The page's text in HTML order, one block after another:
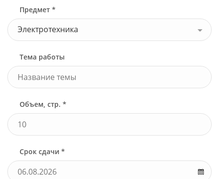
Предмет *
Электротехника
Тема работы
Объем, стр. *
Срок сдачи *